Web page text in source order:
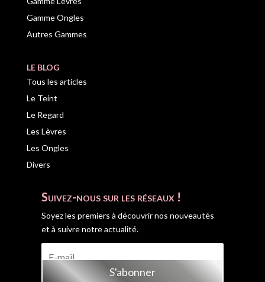
Gamme Ongles
Autres Gammes
LE BLOG
Tous les articles
Le Teint
Le Regard
Les Lèvres
Les Ongles
Divers
Suivez-nous sur les réseaux !
Soyez les premiers à découvrir nos nouveautés
et à suivre notre actualité.
S'abonner